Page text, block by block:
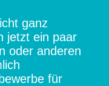
ganz
jetzt ein paar
oder anderen
für